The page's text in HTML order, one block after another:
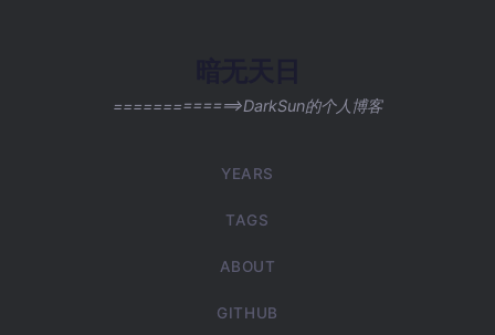
=============>DarkSun的个人博客
YEARS
TAGS
ABOUT
GITHUB